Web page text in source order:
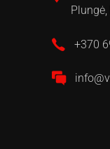
+370